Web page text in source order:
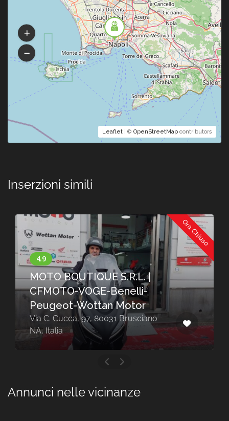
Leaflet | © OpenStreetMap contributors
Inserzioni simili
Ora Chiuso
MOTO BOUTIQUE S.R.L. |
CFMOTO-VOGE-Benelli-
Peugeot-Wottan Motor
Via C. Cucca, 97, 80031 Brusciano
NA, Italia
Annunci nelle vicinanze